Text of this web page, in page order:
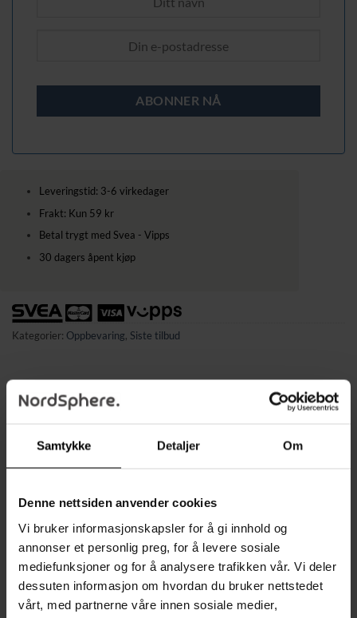
Samtykke Detaljer Om
Denne nettsiden anvender cookies
Vi bruker informasjonskapsler for å gi innhold og
annonser et personlig preg, for å levere sosiale
mediefunksjoner og for å analysere trafikken vår. Vi deler
dessuten informasjon om hvordan du bruker nettstedet
vårt, med partnerne våre innen sosiale medier,
Leveringstid: 3-6 virkedager
Frakt: Kun 59 kr
Betal trygt med Svea - Vipps
30 dagers åpent kjøp
Kategorier: Oppbevaring, Siste tilbud
Produktinformasjon
Farge: lysegrå/hvit
Materiale: sponplate, stål, fiberduk
Størrelse: 30 × 45 × 91,7 cm (D × B × H)